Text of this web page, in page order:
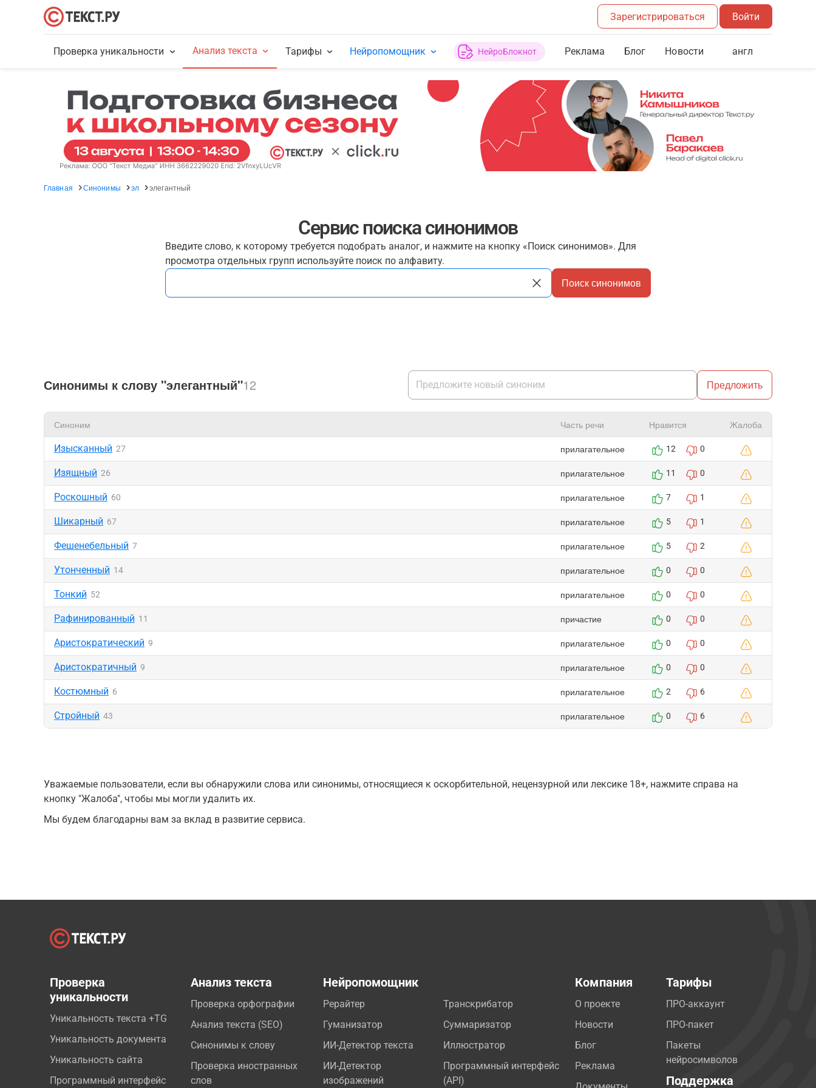
Зарегистрироваться Войти
Проверка уникальности Анализ текста Тарифы Нейропомощник НейроБлокнот Реклама Блог Новости англ
Главная Синонимы эл элегантный
Сервис поиска синонимов
Введите слово, к которому требуется подобрать аналог, и нажмите на кнопку «Поиск синонимов». Для
просмотра отдельных групп используйте поиск по алфавиту.
Поиск синонимов
Синонимы к слову "элегантный"12 Предложить
Синоним Часть речи Нравится Жалоба
Изысканный 27 прилагательное 12 0
Изящный 26 прилагательное 11 0
Роскошный 60 прилагательное 7 1
Шикарный 67 прилагательное 5 1
Фешенебельный 7 прилагательное 5 2
Утонченный 14 прилагательное 0 0
Тонкий 52 прилагательное 0 0
Рафинированный 11 причастие 0 0
Аристократический 9 прилагательное 0 0
Аристократичный 9 прилагательное 0 0
Костюмный 6 прилагательное 2 6
Стройный 43 прилагательное 0 6
Уважаемые пользователи, если вы обнаружили слова или синонимы, относящиеся к оскорбительной, нецензурной или лексике 18+, нажмите справа на
кнопку "Жалоба", чтобы мы могли удалить их.
Мы будем благодарны вам за вклад в развитие сервиса.
Проверка
уникальности
Уникальность текста +TG
Уникальность документа
Уникальность сайта
Программный интерфейс
Анализ текста
Проверка орфографии
Анализ текста (SEO)
Синонимы к слову
Проверка иностранных
слов
Нейропомощник
Рерайтер
Гуманизатор
ИИ-Детектор текста
ИИ-Детектор
изображений
Транскрибатор
Суммаризатор
Иллюстратор
Программный интерфейс
(API)
Компания
О проекте
Новости
Блог
Реклама
Тарифы
ПРО-аккаунт
ПРО-пакет
Пакеты
нейросимволов
Поддержка